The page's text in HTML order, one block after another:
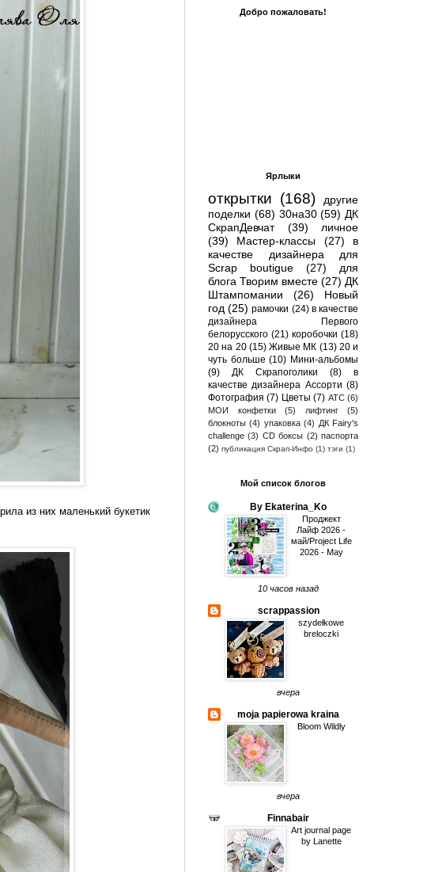
из них маленький букетик
Добро пожаловать!
Ярлыки
открытки (168)
другие
поделки (68) 30на30 (59) ДК
СкрапДевчат
(39)
личное
(39)
Мастер-классы (27)
в
качестве дизайнера для
Scrap boutigue
(27)
для
блога Творим вместе (27) ДК
Штампомании
(26)
Новый
год (25) рамочки (24) в качестве
дизайнера Первого
белорусского (21) коробочки (18)
20 на 20 (15) Живые МК (13) 20 и
чуть больше (10) Мини-альбомы
(9)
ДК Скрапоголики (8)
в
качестве дизайнера Ассорти (8)
Фотография (7) Цветы (7) АТС (6)
МОИ конфетки
(5) лифтинг
(5)
блокноты (4) упаковка (4) ДК Fairy's
challenge (3) CD боксы (2) паспорта
(2) публикация Скрап-Инфо (1) тэги (1)
Мой список блогов
By Ekaterina_Ko
Проджект
Лайф 2026 -
май/Project Life
2026 - May
10 часов назад
scrappassion
szydełkowe
breloczki
вчера
moja papierowa kraina
Bloom Wildly
вчера
Finnabair
Art journal page
by Lanette